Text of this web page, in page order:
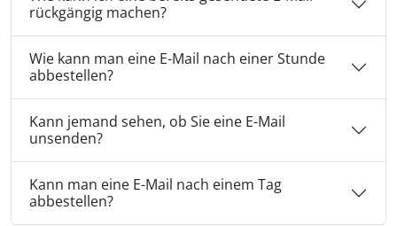
rückgängig machen?
Wie kann man eine E-Mail nach einer Stunde
abbestellen?
Kann jemand sehen, ob Sie eine E-Mail
unsenden?
Kann man eine E-Mail nach einem Tag
abbestellen?